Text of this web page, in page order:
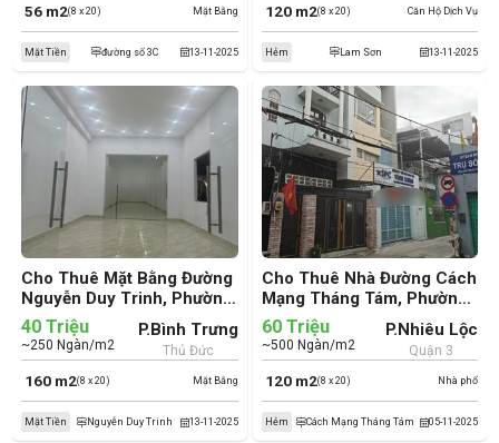
Mặt Bằng
56 m2(8 x 20)
13-11-2025
Mặt Tiền đường số 3C
Căn Hộ Dịch Vụ
120 m2(8 x 20)
13-11-2025
Hẻm Lam Sơn
Cho Thuê Mặt Bằng Đường
Nguyễn Duy Trinh, Phường
Bình Trưng, Thành phố Thủ
Đức (cũ)
Mặt Bằng
160 m2(8 x 20)
40 Triệu
~250 Ngàn/m2
P.Bình Trưng
Thủ Đức
13-11-2025
Mặt Tiền Nguyễn Duy Trinh
Cho Thuê Nhà Đường Cách
Mạng Tháng Tám, Phường
Nhiêu Lộc, Quận 3 (cũ)
Nhà phố
120 m2(8 x 20)
60 Triệu
~500 Ngàn/m2
P.Nhiêu Lộc
Quận 3
05-11-2025
Hẻm Cách Mạng Tháng Tám